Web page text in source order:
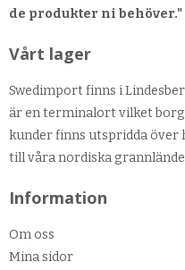
de produkter ni behöver."
Vårt lager
Swedimport finns i
är en terminalort vilket
kunder finns utspridda över
till våra nordiska
Information
Om oss
Mina sidor